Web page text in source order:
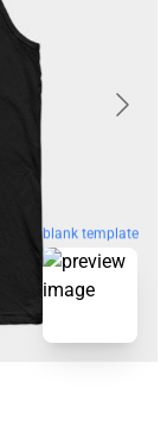
blank template